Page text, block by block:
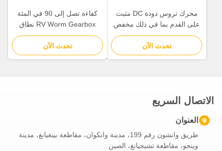
محرك تروس دودة DC مثبت
على القدم بما في ذلك مخفض
التروس الدودية مثالي لمعدات
التعبئة والتغليف وخطوط التجميع
الآلية
تحدث الآن
كفاءة تصل إلى 90 في المئة
RV Worm Gearbox نطاق
الطاقة 0.06 إلى 22kw اللون
الأزرق أو الفضي مصمم لحياة
خدمة طويلة
تحدث الآن
الاتصال السريع
العنوان
طريق وانشون رقم 199، مدينة وانكوان، مقاطعة بينغيانغ، مدينة
وينجو، مقاطعة تشيجيانغ، الصين